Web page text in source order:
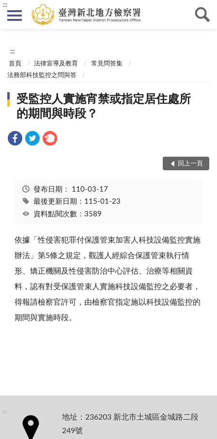
:::
:::
首頁 法律宣導及教育
常見問答集
法務部科技監控之問與答
受監控人實施宵禁或指定居住處所
的期間與時段？
回上一頁
發布日期： 110-03-17
最後更新日期：115-01-23
資料點閱次數：3589
依據「性侵害犯罪付保護管束加害人科技設備監控實施
辦法」第5條之規定，觀護人經綜合保護管束執行情
形、矯正機關及性侵害防治中心評估、治療等相關資
料，認有對受保護管束人實施科技設備監控之必要者，
得報請檢察官許可，由檢察官指定施以科技設備監控的
期間與實施時段。
:::
地址：236203 新北市土城區金城路二段
249號